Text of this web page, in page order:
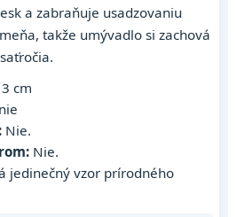
a zabraňuje usadzovaniu
takže umývadlo si zachová
cm
nie
Nie.
Nie.
jedinečný vzor prírodného